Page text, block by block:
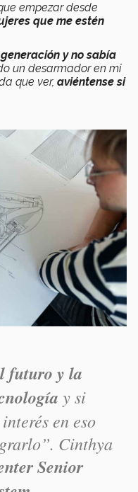
empezar desde
que me estén
y no sabía
un desarmador en mi
que ver, aviéntense si
futuro y la
y si
en eso
Cinthya
Senior